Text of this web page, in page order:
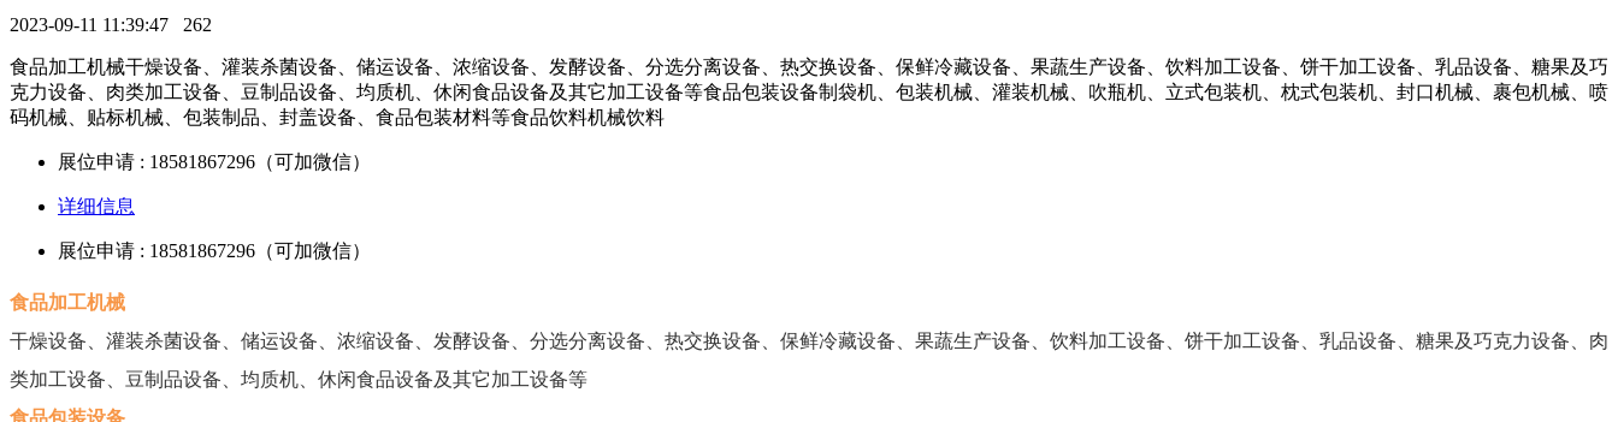
2023-09-11 11:39:47 262
食品加工机械干燥设备、灌装杀菌设备、储运设备、浓缩设备、发酵设备、分选分离设备、热交换设备、保鲜冷藏设备、果蔬生产设备、饮料加工设备、饼干加工设备、乳品设备、糖果及巧
克力设备、肉类加工设备、豆制品设备、均质机、休闲食品设备及其它加工设备等食品包装设备制袋机、包装机械、灌装机械、吹瓶机、立式包装机、枕式包装机、封口机械、裹包机械、喷
码机械、贴标机械、包装制品、封盖设备、食品包装材料等食品饮料机械饮料
展位申请 : 18581867296（可加微信）
详细信息
展位申请 : 18581867296（可加微信）
食品加工机械
干燥设备、灌装杀菌设备、储运设备、浓缩设备、发酵设备、分选分离设备、热交换设备、保鲜冷藏设备、果蔬生产设备、饮料加工设备、饼干加工设备、乳品设备、糖果及巧克力设备、肉
类加工设备、豆制品设备、均质机、休闲食品设备及其它加工设备等
食品包装设备